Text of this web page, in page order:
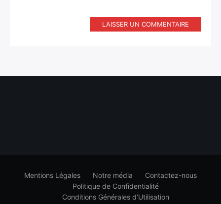
LAISSER UN COMMENTAIRE
Mentions Légales Notre média
Contactez-nous
Politique de Confidentialité
Conditions Générales d’Utilisation